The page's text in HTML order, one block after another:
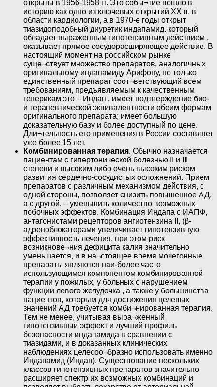
открыты в 1956-1958 гг. Это собы¬тие вошло в
историю как одно из ключевых открытий XX в. в
области кардиологии, а в 1970-е годы открыт
тиазидоподобный диуретик индапамид, который
обладает выраженным гипотензивным действием ,
оказывает прямое сосудорасширяющее действие. В
настоящий момент на российском рынке
суще¬ствует множество препаратов, аналогичных
оригинальному индапамиду Арифону, но только
единственный препарат соот¬ветствующий всем
требованиям, предъявляемым к качественным
генерикам это – Индап , имеет подтверждение био-
и терапевтической эквивалентности обеим формам
оригинального препарата; имеет большую
доказательную базу и более доступный по цене.
Дли¬тельность его применения в России составляет
уже более 15 лет.
Комбинированная терапия. Обычно назначается
пациентам с гипертонической болезнью II и III
степени и высоким либо очень высоким риском
развития сердечно-сосудистых осложнений. Прием
препаратов с различным механизмом действия, с
одной стороны, позволяет снизить повышенное АД,
а с другой, – уменьшить количество возможных
побочных эффектов. Комбинация Индапа с ИАПФ,
антагонистами рецепторов ангиотензина II, (β-
адреноблокаторами увеличивает гипотензивную
эффективность лечения, при этом риск
возникнове¬ния дефицита калия значительно
уменьшается, и в на¬стоящее время мочегонные
препараты являются наи-более часто
использующимся компонентом комбинированной
терапии у пожилых, у больных с нарушением
функции левого желудочка , а также у большинства
пациентов, которым для достижения целевых
значений АД требуется комби¬нированная терапия.
Тем не менее, учитывая выра¬женный
гипотензивный эффект и лучший профиль
безопасности индапамида в сравнении с
тиазидами, и в доказанных клинических
наблюдениях целесоо¬бразно использовать именно
Индапамид (Индап). Существование нескольких
классов гипотензивных препаратов значительно
расширяет спектр их возможных комбинаций и